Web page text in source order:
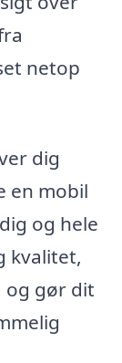
netop
dig
en mobil
og hele
kvalitet,
og gør dit